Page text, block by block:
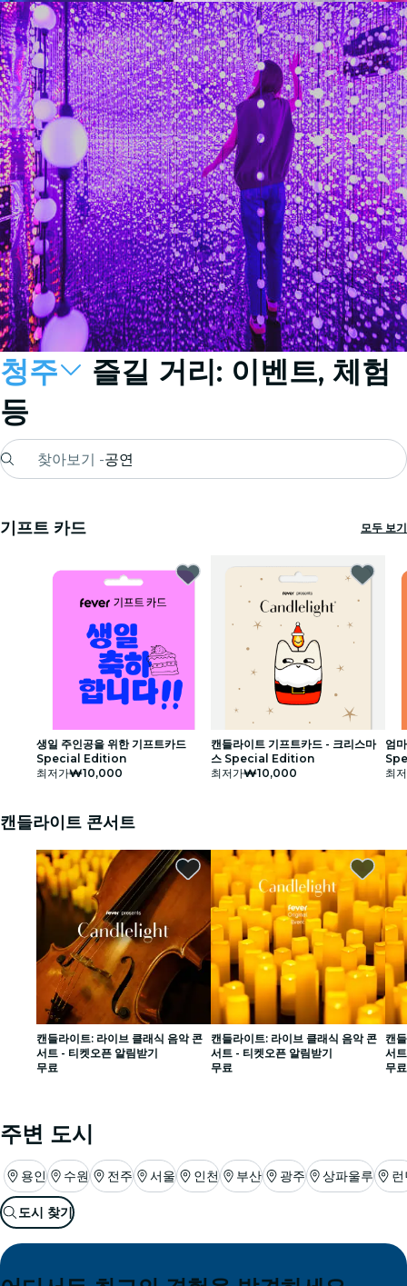
청주
즐길 거리: 이벤트, 체험
등
찾아보기 -공연
런던
체험 및 도시
상파울루
전시회
서울
시티투어
콘서트
맛집
영화관
기프트 카드 모두 보기
생일 주인공을 위한 기프트카드
Special Edition
최저가₩10,000
캔들라이트 기프트카드 - 크리스마
스 Special Edition
최저가₩10,000
엄
최
캔들라이트 콘서트
캔들라이트: 라이브 클래식 음악 콘
서트 - 티켓오픈 알림받기
무료
캔들라이트: 라이브 클래식 음악 콘
서트 - 티켓오픈 알림받기
무료
캔
서
무료
주변 도시
용인 수원 전주 서울 인천 부산 광주 상파울루
도시 찾기